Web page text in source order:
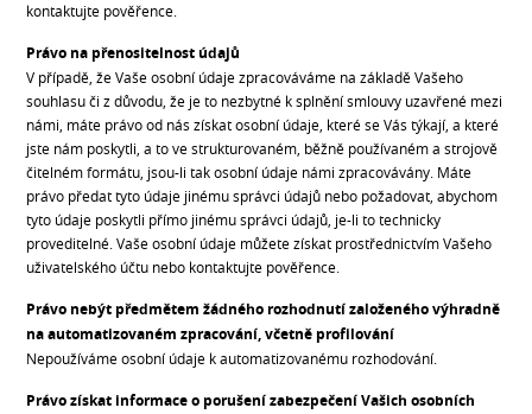
kontaktujte pověřence.
Právo na přenositelnost údajů
V případě, že Vaše osobní údaje zpracováváme na základě Vašeho
souhlasu či z důvodu, že je to nezbytné k splnění smlouvy uzavřené mezi
námi, máte právo od nás získat osobní údaje, které se Vás týkají, a které
jste nám poskytli, a to ve strukturovaném, běžně používaném a strojově
čitelném formátu, jsou-li tak osobní údaje námi zpracovávány. Máte
právo předat tyto údaje jinému správci údajů nebo požadovat, abychom
tyto údaje poskytli přímo jinému správci údajů, je-li to technicky
proveditelné. Vaše osobní údaje můžete získat prostřednictvím Vašeho
uživatelského účtu nebo kontaktujte pověřence.
Právo nebýt předmětem žádného rozhodnutí založeného výhradně
na automatizovaném zpracování, včetně profilování
Nepoužíváme osobní údaje k automatizovanému rozhodování.
Právo získat informace o porušení zabezpečení Vašich osobních